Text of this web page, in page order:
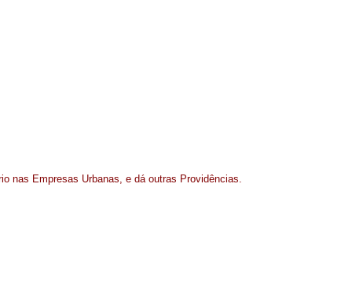
nas Empresas Urbanas, e dá outras Providências.